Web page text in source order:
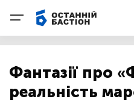
Фантазії про
реальність